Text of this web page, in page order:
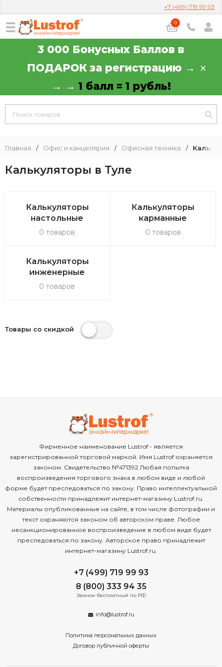
+7 (499) 719 99 93
0
3 000 Бонусных Баллов в
ПОДАРОК за регистрацию →
→ → 1 балл = 1 рубль!
Главная / Офис и канцелярия / Офисная техника /
Калькуляторы в Туле
Калькуляторы
настольные
0 товаров
Калькуляторы
карманные
0 товаров
Калькуляторы
инженерные
0 товаров
Товары со скидкой
Фирменное наименование Lustrof - является
зарегистрированной торговой маркой. Имя Lustrof охраняется
законом. Свидетельство №471392 Любая попытка
воспроизведения торгового знака в любом виде и любой
форме будет преследоваться по закону. Право интеллектуальной
собственности принадлежит интернет-магазину Lustrof.ru.
Материалы опубликованные на сайте, в том числе фотографии и
текст охраняются законом об авторском праве. Любое
несанкционированное воспроизведение в любом виде будет
преследоваться по закону. Авторское право принадлежит
интернет-магазину Lustrof.ru.
+7 (499) 719 99 93
8 (800) 333 94 35
Звонок бесплатный по РФ
info@lustrof.ru
Политика персональных данных
Договор публичной оферты